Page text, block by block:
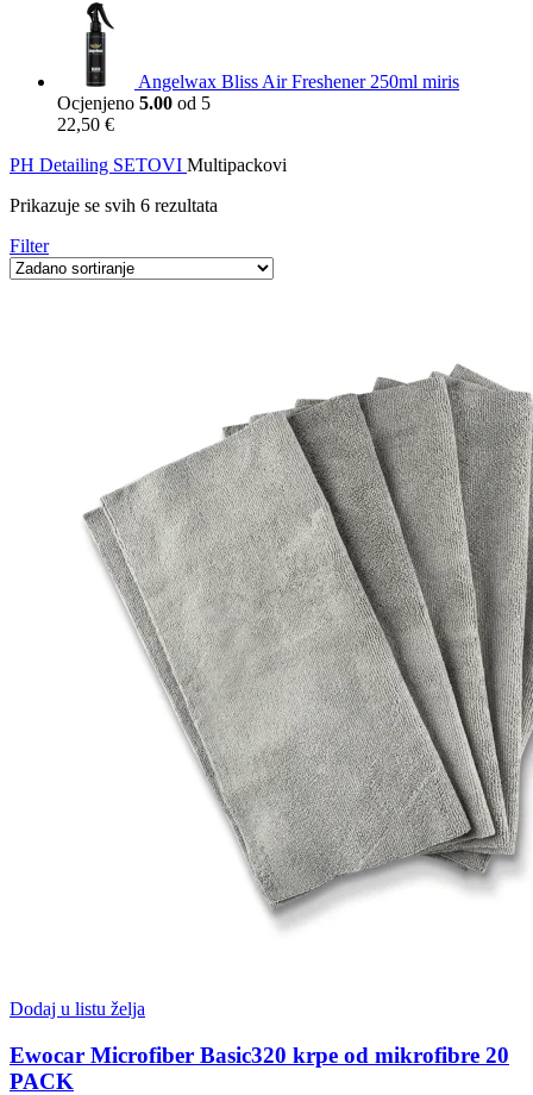
Angelwax Bliss Air Freshener 250ml miris
Ocjenjeno 5.00 od 5
22,50 €
PH Detailing SETOVI Multipackovi
Prikazuje se svih 6 rezultata
Filter
Dodaj u listu želja
Ewocar Microfiber Basic320 krpe od mikrofibre 20
PACK